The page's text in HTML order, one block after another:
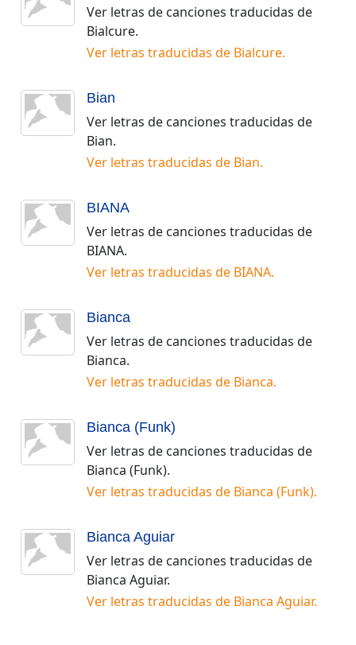
Ver letras de canciones traducidas de
Bialcure.
Ver letras traducidas de Bialcure.
Bian
Ver letras de canciones traducidas de
Bian.
Ver letras traducidas de Bian.
BIANA
Ver letras de canciones traducidas de
BIANA.
Ver letras traducidas de BIANA.
Bianca
Ver letras de canciones traducidas de
Bianca.
Ver letras traducidas de Bianca.
Bianca (Funk)
Ver letras de canciones traducidas de
Bianca (Funk).
Ver letras traducidas de Bianca (Funk).
Bianca Aguiar
Ver letras de canciones traducidas de
Bianca Aguiar.
Ver letras traducidas de Bianca Aguiar.